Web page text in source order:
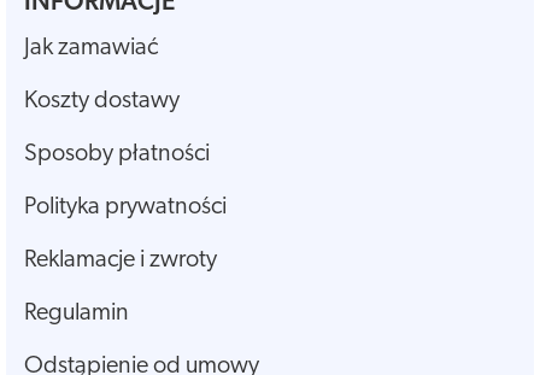
Jak zamawiać
Koszty dostawy
Sposoby płatności
Polityka prywatności
Reklamacje i zwroty
Regulamin
Odstąpienie od umowy